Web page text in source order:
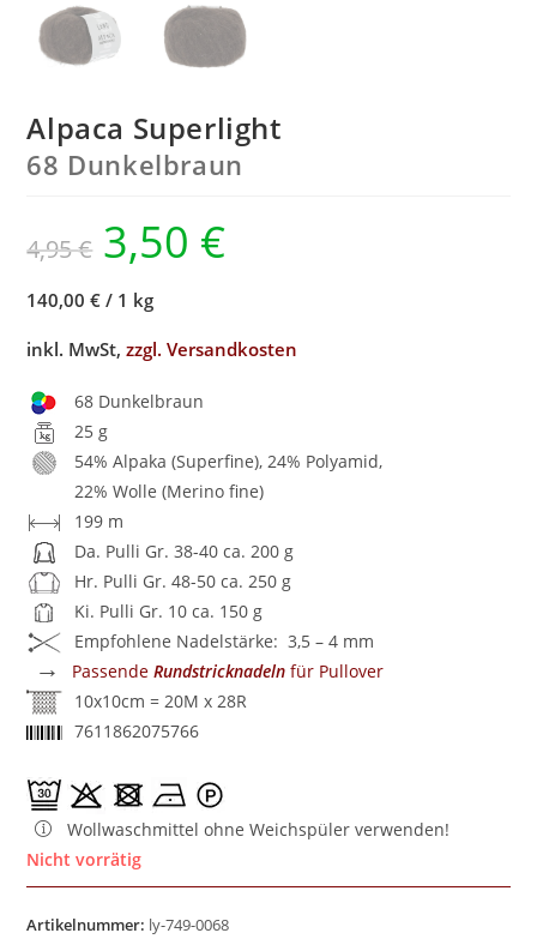
Alpaca Superlight
68 Dunkelbraun
4,95€ 3,50 €
140,00 € / 1 kg
inkl. MwSt,zzgl. Versandkosten
68 Dunkelbraun
25 g
54% Alpaka (Superfine), 24% Polyamid,
22% Wolle (Merino fine)
199 m
Da. Pulli Gr. 38-40 ca. 200 g
Hr. Pulli Gr. 48-50 ca. 250 g
Ki. Pulli Gr. 10 ca. 150 g
Empfohlene Nadelstärke: 3,5 – 4 mm
→ PassendeRundstricknadeln für Pullover
10x10cm = 20M x 28R
7611862075766
Wollwaschmittel ohne Weichspüler verwenden!
Nicht vorrätig
Artikelnummer: ly-749-0068